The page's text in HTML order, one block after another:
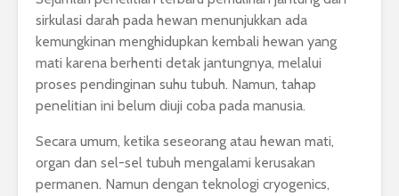
sirkulasi darah pada hewan menunjukkan ada
kemungkinan menghidupkan kembali hewan yang
mati karena berhenti detak jantungnya, melalui
proses pendinginan suhu tubuh. Namun, tahap
penelitian ini belum diuji coba pada manusia.
Secara umum, ketika seseorang atau hewan mati,
organ dan sel-sel tubuh mengalami kerusakan
permanen. Namun dengan teknologi cryogenics,